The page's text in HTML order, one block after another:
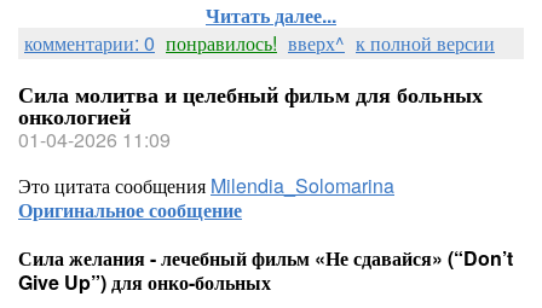
Читать далее...
комментарии: 0 понравилось! вверх^ к полной версии
Сила молитва и целебный фильм для больных
онкологией
01-04-2026 11:09
Это цитата сообщения Milendia_Solomarina
Оригинальное сообщение
Сила желания - лечебный фильм «Не сдавайся» (“Don’t
Give Up”) для онко-больных